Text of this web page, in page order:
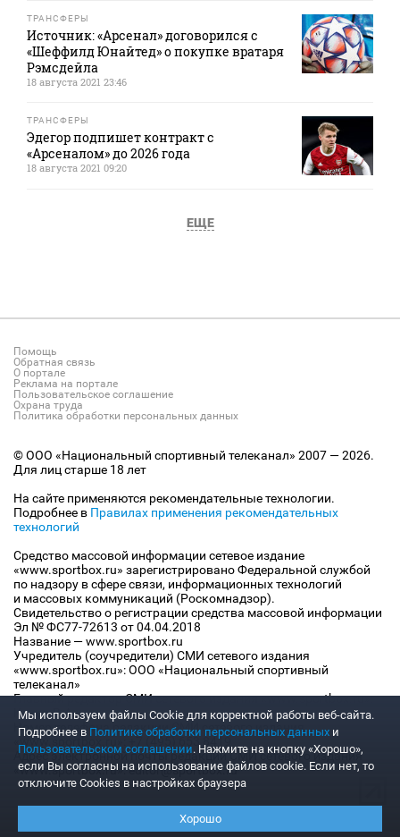
ТРАНСФЕРЫ
Источник: «Арсенал» договорился с
«Шеффилд Юнайтед» о покупке вратаря
Рэмсдейла
18 августа 2021 23:46
ТРАНСФЕРЫ
Эдегор подпишет контракт с
«Арсеналом» до 2026 года
18 августа 2021 09:20
ЕЩЕ
Помощь
Обратная связь
О портале
Реклама на портале
Пользовательское соглашение
Охрана труда
Политика обработки персональных данных
© ООО «Национальный спортивный телеканал» 2007 — 2026.
Для лиц старше 18 лет
На сайте применяются рекомендательные технологии.
Подробнее в Правилах применения рекомендательных
технологий
Средство массовой информации сетевое издание
«www.sportbox.ru» зарегистрировано Федеральной службой
по надзору в сфере связи, информационных технологий
и массовых коммуникаций (Роскомнадзор).
Свидетельство о регистрации средства массовой информации
Эл № ФС77-72613 от 04.04.2018
Название — www.sportbox.ru
Учредитель (соучредители) СМИ сетевого издания
«www.sportbox.ru»: ООО «Национальный спортивный
телеканал»
Главный редактор СМИ сетевого издания «www.sportbox.ru»:
Конов В.А.
Номер телефона редакции СМИ сетевого издания
«www.sportbox.ru»: +7 (495) 653 8419
Адрес электронной почты редакции СМИ сетевого издания
«www.sportbox.ru»: editor@sportbox.ru
Мы используем файлы Сookie для корректной работы веб-сайта.
Подробнее в Политике обработки персональных данных и
Пользовательском соглашении. Нажмите на кнопку «Хорошо»,
если Вы согласны на использование файлов cookie. Если нет, то
отключите Cookies в настройках браузера
Хорошо